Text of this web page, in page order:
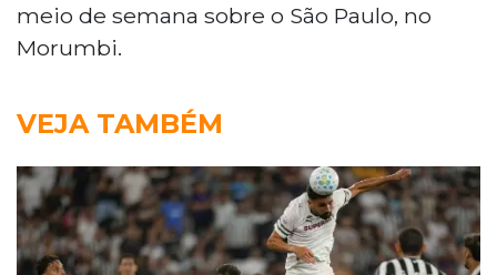
meio de semana sobre o São Paulo, no
Morumbi.
VEJA TAMBÉM